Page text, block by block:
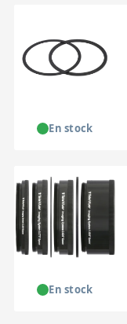
En stock
En stock